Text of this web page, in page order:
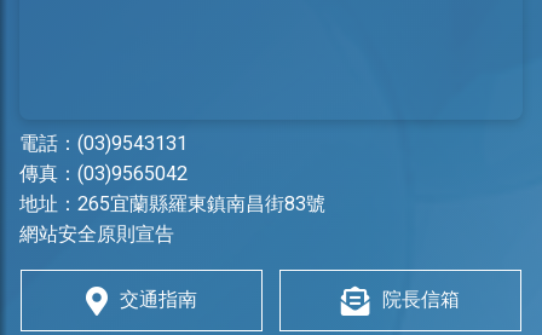
電話： (03)9543131
傳真：(03)9565042
地址： 265宜蘭縣羅東鎮南昌街83號
網站安全原則宣告
交通指南 院長信箱